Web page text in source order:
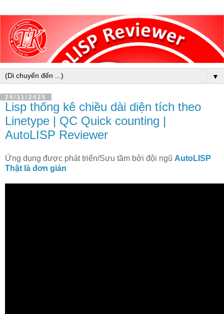
▼
24/11/2025
Lisp thống kê chiều dài diện tích theo
Linetype | QC Quick counting |
AutoLISP Reviewer
Ứng dụng được phát triển/Sưu tầm bởi đội ngũ AutoLISP
Thật là đơn giản